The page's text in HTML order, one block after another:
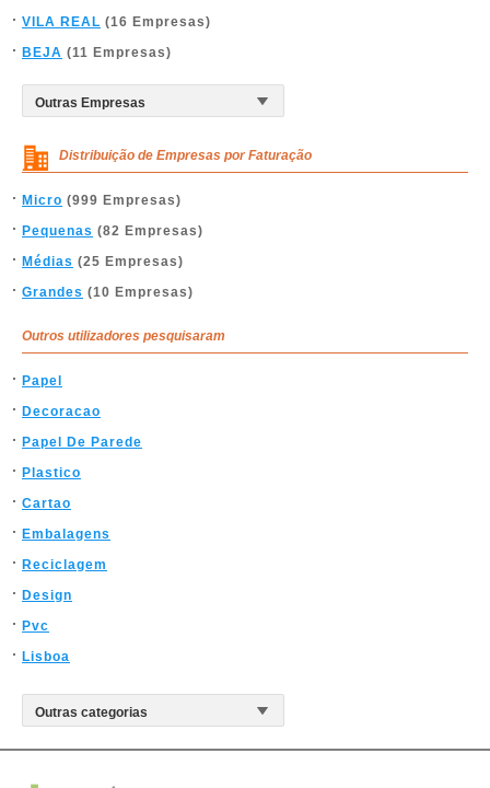
VILA REAL (16 Empresas)
BEJA (11 Empresas)
Distribuição de Empresas por Faturação
Micro (999 Empresas)
Pequenas (82 Empresas)
Médias (25 Empresas)
Grandes (10 Empresas)
Outros utilizadores pesquisaram
Papel
Decoracao
Papel De Parede
Plastico
Cartao
Embalagens
Reciclagem
Design
Pvc
Lisboa